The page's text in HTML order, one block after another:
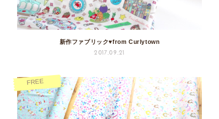
新作ファブリック♥from Curlytown
2017.09.21
FREE